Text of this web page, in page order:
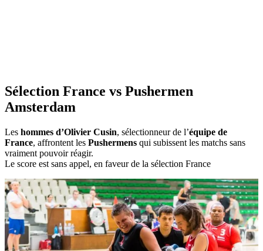
Sélection France vs Pushermen
Amsterdam
Les hommes d’Olivier Cusin, sélectionneur de l’équipe de
France, affrontent les Pushermens qui subissent les matchs sans
vraiment pouvoir réagir.
Le score est sans appel, en faveur de la sélection France